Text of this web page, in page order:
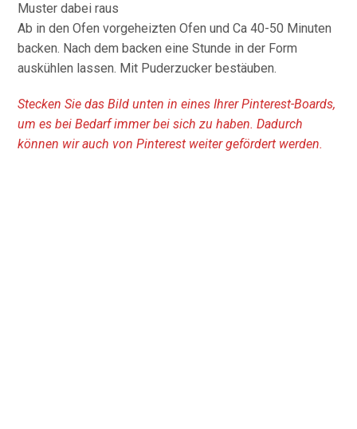
Muster dabei raus
Ab in den Ofen vorgeheizten Ofen und Ca 40-50 Minuten
backen. Nach dem backen eine Stunde in der Form
auskühlen lassen. Mit Puderzucker bestäuben.
Stecken Sie das Bild unten in eines Ihrer Pinterest-Boards,
um es bei Bedarf immer bei sich zu haben. Dadurch
können wir auch von Pinterest weiter gefördert werden.